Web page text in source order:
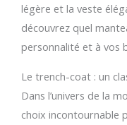
légère et la veste
découvrez quel
personnalité et à vos
Le trench-coat : un
Dans l’univers de la
choix incontournable